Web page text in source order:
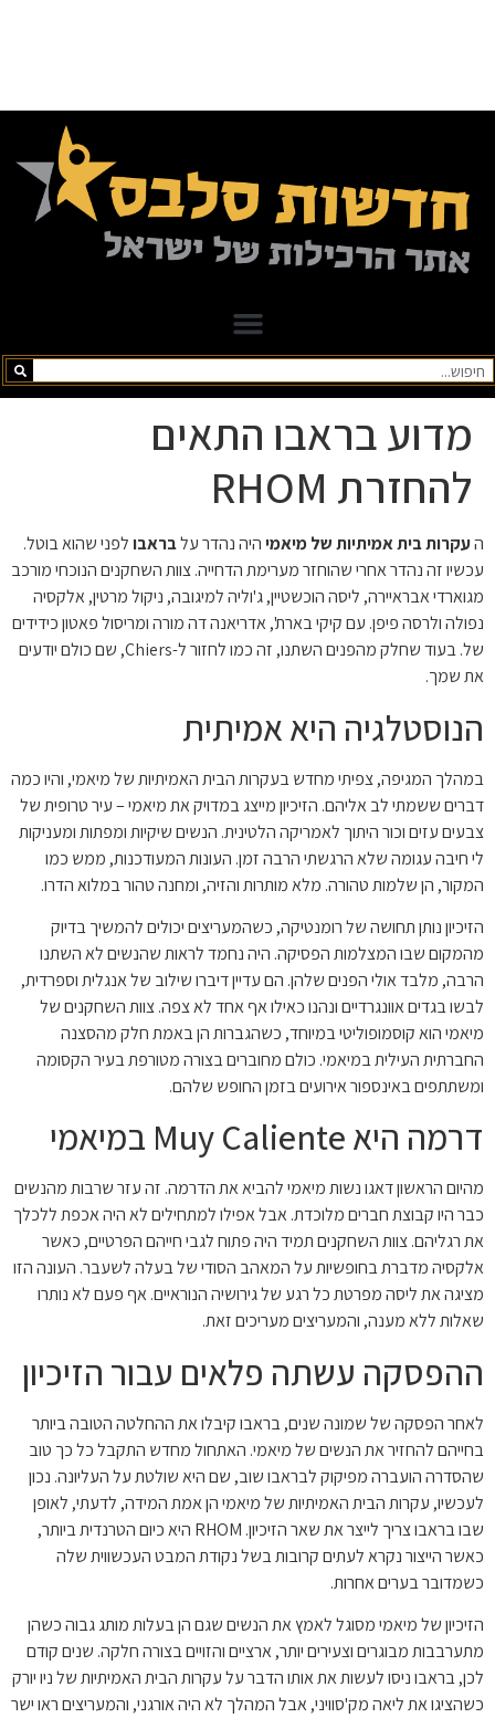
מדוע בראבו התאים
להחזרת RHOM
העקרות בית אמיתיות של מיאמיהיה נהדר עלבראבולפני שהוא בוטל.
עכשיו זה נהדר אחרי שהוחזר מערימת הדחייה. צוות השחקנים הנוכחי מורכב
מגוארדי אבראיירה, ליסה הוכשטיין, ג'וליה למיגובה, ניקול מרטין, אלקסיה
נפולה ולרסה פיפן. עם קיקי בארת', אדריאנה דה מורה ומריסול פאטון כידידים
של. בעוד שחלק מהפנים השתנו, זה כמו לחזור ל-Chiers, שם כולם יודעים
את שמך.
הנוסטלגיה היא אמיתית
במהלך המגיפה, צפיתי מחדש בעקרות הבית האמיתיות של מיאמי, והיו כמה
דברים ששמתי לב אליהם. הזיכיון מייצג במדויק את מיאמי – עיר טרופית של
צבעים עזים וכור היתוך לאמריקה הלטינית. הנשים שיקיות ומפתות ומעניקות
לי חיבה עגומה שלא הרגשתי הרבה זמן. העונות המעודכנות, ממש כמו
המקור, הן שלמות טהורה. מלא מותרות והזיה, ומחנה טהור במלוא הדרו.
הזיכיון נותן תחושה של רומנטיקה, כשהמעריצים יכולים להמשיך בדיוק
מהמקום שבו המצלמות הפסיקה. היה נחמד לראות שהנשים לא השתנו
הרבה, מלבד אולי הפנים שלהן. הם עדיין דיברו שילוב של אנגלית וספרדית,
לבשו בגדים אוונגרדיים ונהנו כאילו אף אחד לא צפה. צוות השחקנים של
מיאמי הוא קוסמופוליטי במיוחד, כשהגברות הן באמת חלק מהסצנה
החברתית העילית במיאמי. כולם מחוברים בצורה מטורפת בעיר הקסומה
ומשתתפים באינספור אירועים בזמן החופש שלהם.
דרמה היא Muy Caliente במיאמי
מהיום הראשון דאגו נשות מיאמי להביא את הדרמה. זה עזר שרבות מהנשים
כבר היו קבוצת חברים מלוכדת. אבל אפילו למתחילים לא היה אכפת ללכלך
את רגליהם. צוות השחקנים תמיד היה פתוח לגבי חייהם הפרטיים, כאשר
אלקסיה מדברת בחופשיות על המאהב הסודי של בעלה לשעבר. העונה הזו
מציגה את ליסה מפרטת כל רגע של גירושיה הנוראיים. אף פעם לא נותרו
שאלות ללא מענה, והמעריצים מעריכים זאת.
ההפסקה עשתה פלאים עבור הזיכיון
לאחר הפסקה של שמונה שנים, בראבו קיבלו את ההחלטה הטובה ביותר
בחייהם להחזיר את הנשים של מיאמי. האתחול מחדש התקבל כל כך טוב
שהסדרה הועברה מפיקוק לבראבו שוב, שם היא שולטת על העליונה. נכון
לעכשיו, עקרות הבית האמיתיות של מיאמי הן אמת המידה, לדעתי, לאופן
שבו בראבו צריך לייצר את שאר הזיכיון. RHOM היא כיום הטרנדית ביותר,
כאשר הייצור נקרא לעתים קרובות בשל נקודת המבט העכשווית שלה
כשמדובר בערים אחרות.
הזיכיון של מיאמי מסוגל לאמץ את הנשים שגם הן בעלות מותג גבוה כשהן
מתערבבות מבוגרים וצעירים יותר, ארציים והזויים בצורה חלקה. שנים קודם
לכן, בראבו ניסו לעשות את אותו הדבר על עקרות הבית האמיתיות של ניו יורק
כשהציגו את ליאה מק'סוויני, אבל המהלך לא היה אורגני, והמעריצים ראו ישר